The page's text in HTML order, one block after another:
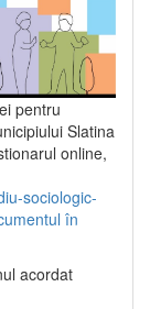
pentru
Slatina
online,
sociologic-
în
acordat